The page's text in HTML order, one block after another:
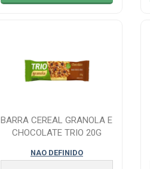
BARRA CEREAL GRANOLA E
CHOCOLATE TRIO 20G
NAO DEFINIDO